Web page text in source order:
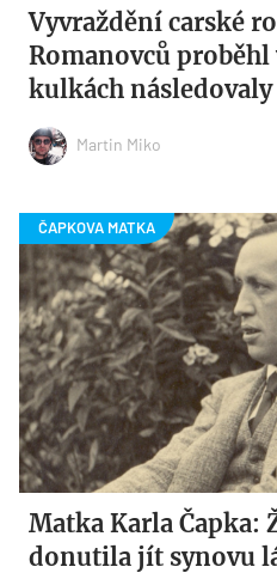
Vyvraždění carské
Romanovců proběhl
kulkách
Martin Miko
Matka Karla Čapka:
donutila jít synovu